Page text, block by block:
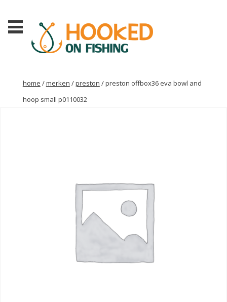
home /merken /preston / preston offbox36 eva bowl and
hoop small p0110032